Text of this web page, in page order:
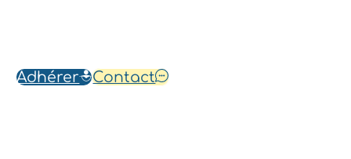
Adhérer Contact